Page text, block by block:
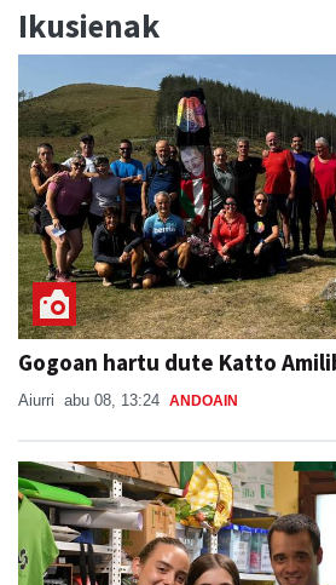
Ikusienak
Gogoan hartu dute Katto
Aiurri abu 08, 13:24 ANDOAIN